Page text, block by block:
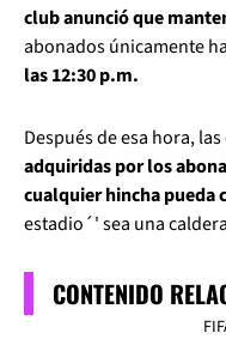
club anunció que
abonados únicamente
las 12:30 p.m.
Después de esa hora,
adquiridas por los
cualquier hincha pueda
estadio´' sea una
CONTENIDO